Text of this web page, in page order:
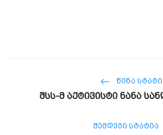
ᲬᲘᲜᲐ
შსს-მ აქტივისტი ნანა
ᲨᲔᲛᲓᲔᲒᲘ ᲡᲢᲐᲢᲘᲐ